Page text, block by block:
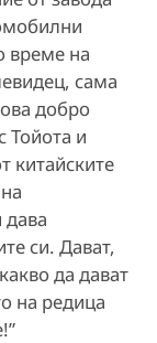
време на
сама
добро
Тойота и
китайските
си. Дават,
да дават
на редица